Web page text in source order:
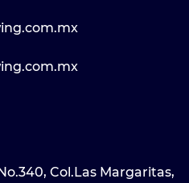
Col.Las Margaritas,